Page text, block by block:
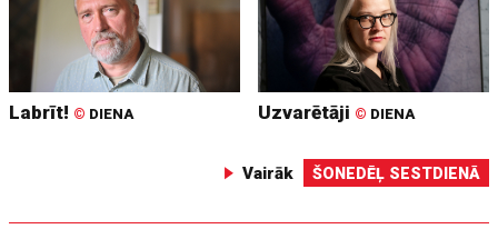
Labrīt! © DIENA Uzvarētāji © DIENA
Vairāk ŠONEDĒĻ SESTDIENĀ